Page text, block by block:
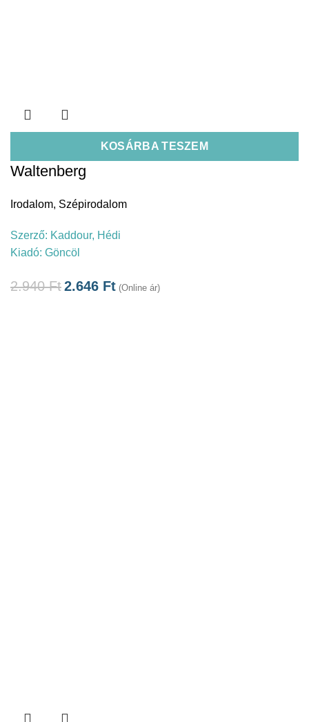
KOSÁRBA TESZEM
Waltenberg
Irodalom, Szépirodalom
Szerző: Kaddour, Hédi
Kiadó: Göncöl
2.940Ft2.646 Ft (Online ár)